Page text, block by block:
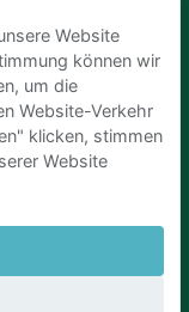
Spanisch
Französisch
Italienisch
Niederländisch
Website
können wir
um die
Website-Verkehr
klicken, stimmen
Website